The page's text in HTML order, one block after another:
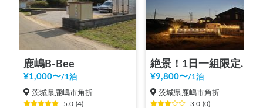
鹿嶋B-Bee
¥1,000〜/1泊
茨城県鹿嶋市角折
5.0 (4)
絶景！1日一組限定車中泊・キャンプ場『Surf ＆ Turf MALIBU』
¥9,800〜/1泊
茨城県鹿嶋市角折
3.0 (0)